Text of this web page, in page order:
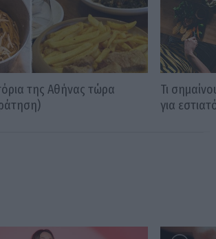
της Αθήνας τώρα
Τι
για